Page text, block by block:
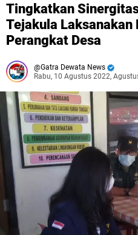
Tingkatkan
Tejakula Laksanakan
Perangkat Desa
Gatra Dewata News
Rabu, 10 Agustus 2022,